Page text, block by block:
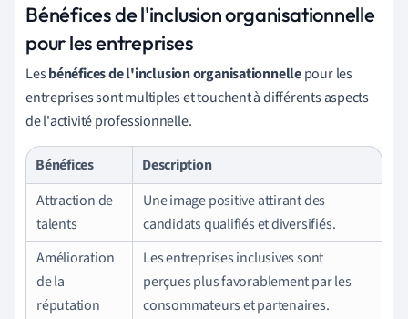
Bénéfices de l'inclusion organisationnelle
pour les entreprises
Lesbénéfices de l'inclusion organisationnellepour les
entreprises sont multiples et touchent à différents aspects
de l'activité professionnelle.
Bénéfices
Description
Attraction de
talents
Une image positive attirant des
candidats qualifiés et diversifiés.
Amélioration
de la
réputation
Les entreprises inclusives sont
perçues plus favorablement par les
consommateurs et partenaires.